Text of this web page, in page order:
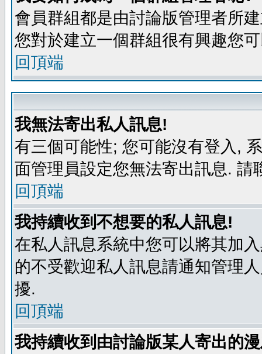
會員群組都是由討論版管理者所
您對於建立一個群組很有興趣您
回頂端
我無法寄出私人訊息!
有三個可能性; 您可能沒有登入,
面管理員設定您無法寄出訊息. 請
回頂端
我持續收到不想要的私人訊息!
在私人訊息系統中您可以將其加
的不受歡迎私人訊息請通知管理
擾.
回頂端
我持續收到由討論版某人寄出的